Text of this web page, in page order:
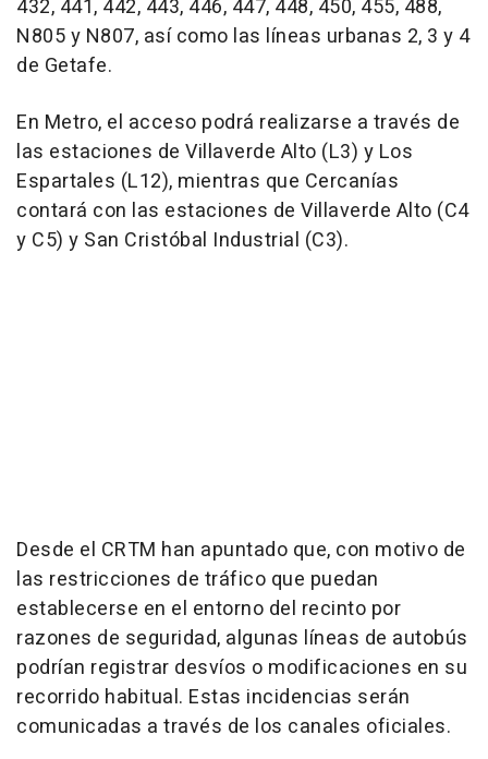
432, 441, 442, 443, 446, 447, 448, 450, 455, 488,
N805 y N807, así como las líneas urbanas 2, 3 y 4
de Getafe.
En Metro, el acceso podrá realizarse a través de
las estaciones de Villaverde Alto (L3) y Los
Espartales (L12), mientras que Cercanías
contará con las estaciones de Villaverde Alto (C4
y C5) y San Cristóbal Industrial (C3).
Desde el CRTM han apuntado que, con motivo de
las restricciones de tráfico que puedan
establecerse en el entorno del recinto por
razones de seguridad, algunas líneas de autobús
podrían registrar desvíos o modificaciones en su
recorrido habitual. Estas incidencias serán
comunicadas a través de los canales oficiales.